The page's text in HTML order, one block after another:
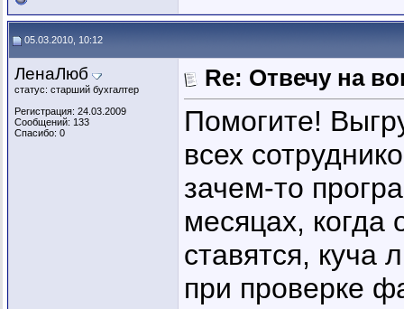
05.03.2010, 10:12
ЛенаЛюб
статус: старший бухгалтер
Регистрация: 24.03.2009
Сообщений: 133
Спасибо: 0
Re: Отвечу на
Помогите!
всех
зачем-то
месяцах, когда
ставятся,
при проверке